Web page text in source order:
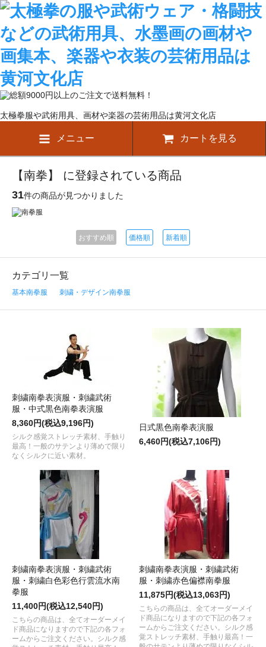
太極拳服や武術用具、画材や楽器の芸術用品は黄河文化店
メニュー カートを見る
【南拳】 に登録されている商品
31件の商品が見つかりました
おすすめ順 価格順 新着順
カテゴリ一覧
基本南拳服 刺繍・デザイン南拳服
刺繍南拳表演服・刺繍武術
服・中式黒色南拳表演服
8,360円(税込9,196円)
シルク感覚ストレッチ素材、手触り
最高！一般のサテンより薄めで限り
なくシルクに近い素材。
日式黒色南拳表演服
6,460円(税込7,106円)
刺繍南拳表演服・刺繍武術
服・刺繍白色彩色行雲流水南
拳服
11,400円(税込12,540円)
こちらの商品は、全てオーダーメイ
ド商品になりますので下記の各フォ
ームからご注文ください。シルク感
刺繍南拳表演服・刺繍武術
服・刺繍赤色偏襟南拳服
11,875円(税込13,063円)
こちらの商品は、全てオーダーメイ
ド商品になりますので下記の各フォ
ームからご注文ください。シルク感
覚ストレッチ素材、手触り最高！一